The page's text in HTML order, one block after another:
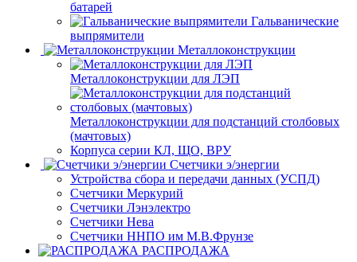
батарей
Гальванические
выпрямители
Металлоконструкции
Металлоконструкции для ЛЭП
Металлоконструкции для подстанций столбовых
(мачтовых)
Корпуса серии КЛ, ЩО, ВРУ
Счетчики э/энергии
Устройства сбора и передачи данных (УСПД)
Счетчики Меркурий
Счетчики Лэнэлектро
Счетчики Нева
Счетчики ННПО им М.В.Фрунзе
РАСПРОДАЖА